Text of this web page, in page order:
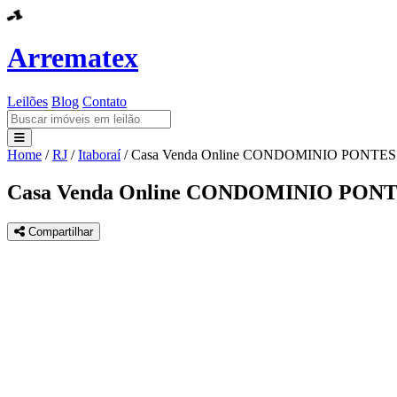
Arrematex
Leilões Blog Contato
Leilões
Blog
Contato
Home / RJ / Itaboraí / Casa Venda Online CONDOMINIO
Casa Venda Online CONDOMINIO
Compartilhar